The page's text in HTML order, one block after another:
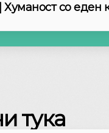
Хуманост со еден
тука